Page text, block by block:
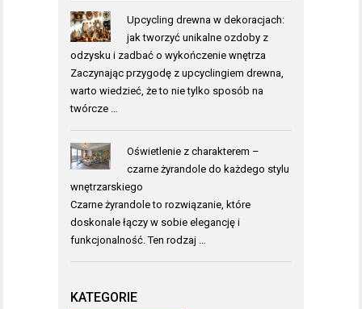
Upcycling drewna w dekoracjach:
jak tworzyć unikalne ozdoby z
odzysku i zadbać o wykończenie wnętrza
Zaczynając przygodę z upcyclingiem drewna,
warto wiedzieć, że to nie tylko sposób na
twórcze …
Oświetlenie z charakterem –
czarne żyrandole do każdego stylu
wnętrzarskiego
Czarne żyrandole to rozwiązanie, które
doskonale łączy w sobie elegancję i
funkcjonalność. Ten rodzaj …
KATEGORIE